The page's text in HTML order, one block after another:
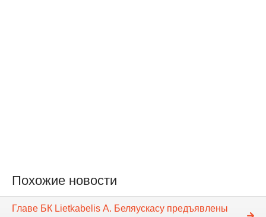
Похожие новости
Главе БК Lietkabelis А. Беляускасу предъявлены